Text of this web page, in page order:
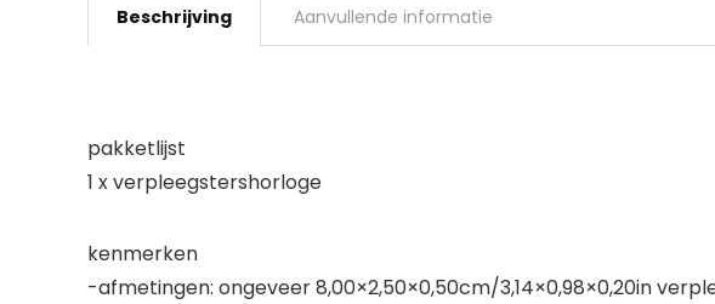
Beschrijving Aanvullende informatie
pakketlijst
1 x verpleegstershorloge
kenmerken
-afmetingen: ongeveer 8,00×2,50×0,50cm/3,14×0,98×0,20in